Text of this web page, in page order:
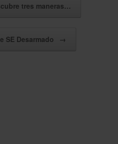
tres maneras…
SE Desarmado →